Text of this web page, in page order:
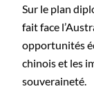
Sur le plan
fait face
opportunités
chinois et les
souveraineté.